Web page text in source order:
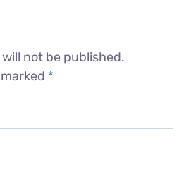
not be published.
*